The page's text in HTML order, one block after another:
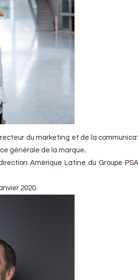
du marketing et de la
générale de la marque.
Amérique Latine du Groupe
2020.